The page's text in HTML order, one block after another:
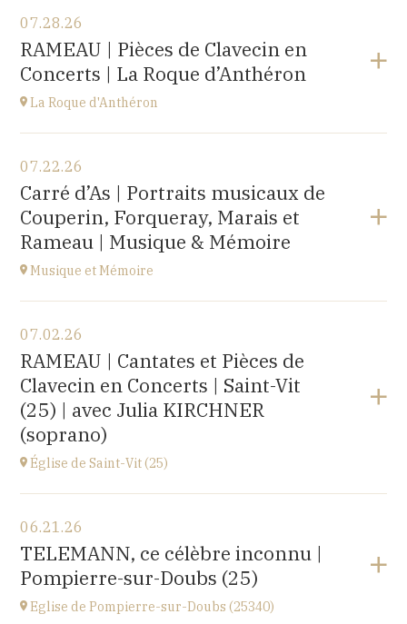
07.28.26
RAMEAU | Pièces de Clavecin en
Concerts | La Roque d’Anthéron
La Roque d'Anthéron
Cloître de l'Abbaye de Silvacane
at18H30
Go to site
07.22.26
Carré d’As | Portraits musicaux de
Couperin, Forqueray, Marais et
Rameau | Musique & Mémoire
Musique et Mémoire
Eglise de Faucogney-et-la-Mer
(70310)
at17H00
07.02.26
RAMEAU | Cantates et Pièces de
Clavecin en Concerts | Saint-Vit
(25) | avec Julia KIRCHNER
(soprano)
Église de Saint-Vit (25)
1 place de la Mairie,
25410 SAINT-VIT
at18H00
Go to site
06.21.26
TELEMANN, ce célèbre inconnu |
Pompierre-sur-Doubs (25)
Eglise de Pompierre-sur-Doubs (25340)